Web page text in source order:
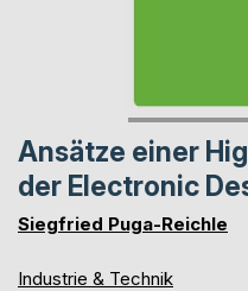
Ansätze einer
der Electronic
Siegfried Puga-Reichle
Industrie & Technik